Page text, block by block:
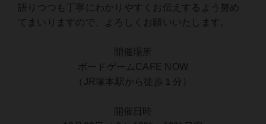
語りつつも丁寧にわかりやすくお伝えするよう努め
てまいりますので、よろしくお願いいたします。
開催場所
ボードゲームCAFE NOW
（JR塚本駅から徒歩１分）
開催日時